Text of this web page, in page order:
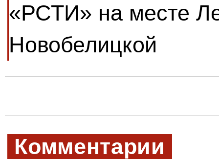
«РСТИ» на месте
Новобелицкой
Комментарии